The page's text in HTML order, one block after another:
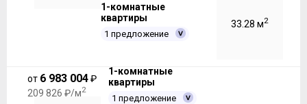
1-комнатные
квартиры
1 предложение
33.28 м2
от 6 983 004₽
209 826 ₽/м2
1-комнатные
квартиры
1 предложение